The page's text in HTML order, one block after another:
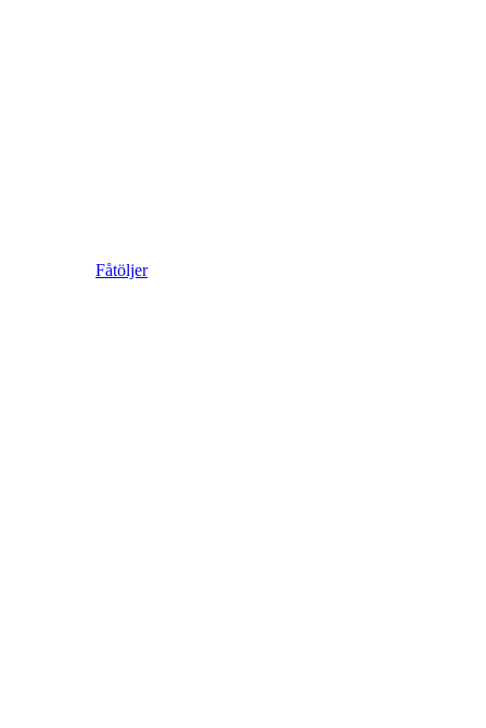
Fåtöljer